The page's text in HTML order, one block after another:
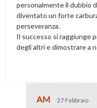
personalmente il dubbio
diventato un forte
perseveranza.
Il successo si raggiunge
degli altri e dimostrare a
AM
27 Febbraio